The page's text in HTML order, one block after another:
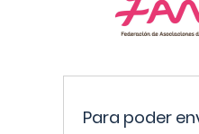
Para poder